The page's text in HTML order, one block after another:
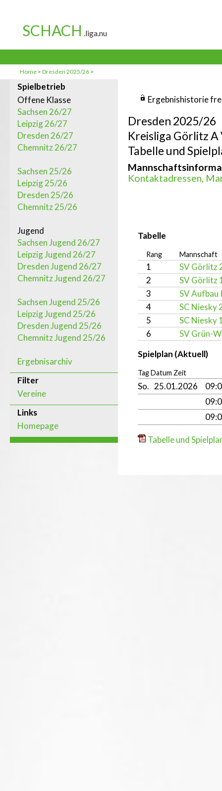
Home > Dresden 2025/26 >
Spielbetrieb
Offene Klasse
Sachsen 26/27
Leipzig 26/27
Dresden 26/27
Chemnitz 26/27
Sachsen 25/26
Leipzig 25/26
Dresden 25/26
Chemnitz 25/26
Jugend
Sachsen Jugend 26/27
Leipzig Jugend 26/27
Dresden Jugend 26/27
Chemnitz Jugend 26/27
Sachsen Jugend 25/26
Leipzig Jugend 25/26
Dresden Jugend 25/26
Chemnitz Jugend 25/26
Ergebnisarchiv
Filter
Vereine
Links
Homepage
Ergebnishistorie
Dresden 2025/26
Kreisliga Görlitz
Tabelle und
Kontaktadressen,
Tabelle
Rang Mannschaft
1
SV Görlitz
2
SV Görlitz
3
SV
4
SC Niesky
5
SC Niesky
6
SV Grün-
Spielplan (Aktuell)
Tag Datum Zeit
So. 25.01.2026
Tabelle und